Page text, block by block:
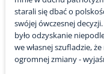
starali się dbać o
swójej ówczesnej
było odzyskanie
we własnej szufladzie,
ogromnej zmiany -